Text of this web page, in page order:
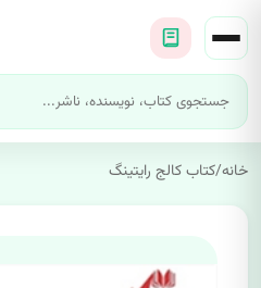
خانه/کتاب کالج رایتینگ